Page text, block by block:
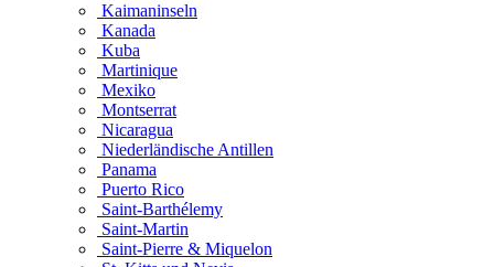
Kaimaninseln
Kanada
Kuba
Martinique
Mexiko
Montserrat
Nicaragua
Niederländische Antillen
Panama
Puerto Rico
Saint-Barthélemy
Saint-Martin
Saint-Pierre & Miquelon